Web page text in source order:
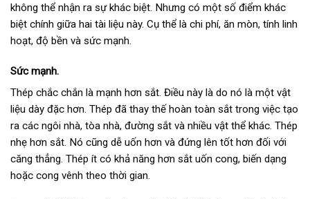
không thể nhận ra sự khác biệt. Nhưng có một số điểm khác
biệt chính giữa hai tài liệu này. Cụ thể là chi phí, ăn mòn, tính linh
hoạt, độ bền và sức mạnh.
Sức mạnh.
Thép chắc chắn là mạnh hơn sắt. Điều này là do nó là một vật
liệu dày đặc hơn. Thép đã thay thế hoàn toàn sắt trong việc tạo
ra các ngôi nhà, tòa nhà, đường sắt và nhiều vật thể khác. Thép
nhẹ hơn sắt. Nó cũng dễ uốn hơn và đứng lên tốt hơn đối với
căng thẳng. Thép ít có khả năng hơn sắt uốn cong, biến dạng
hoặc cong vênh theo thời gian.